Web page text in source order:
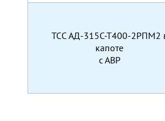
TCC АД-315С-Т400-2РПМ2
капоте
с АВР